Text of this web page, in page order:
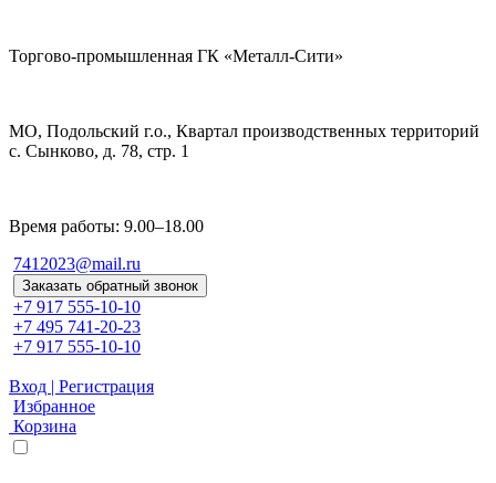
Торгово-промышленная ГК «Металл-Сити»
МО, Подольский г.о., Квартал производственных территорий
с. Сынково, д. 78, стр. 1
Время работы: 9.00–18.00
7412023@mail.ru
Заказать обратный звонок
+7 917 555-10-10
+7 495 741-20-23
+7 917 555-10-10
Вход | Регистрация
Избранное
Корзина